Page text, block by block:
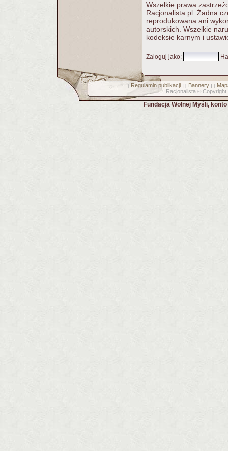
Wszelkie prawa
Racjonalista.pl. Żadna
reprodukowana ani
autorskich. Wszelkie
kodeksie karnym i
Zaloguj jako:
[ Regulamin publikacji] [ Bannery] [
Racjonalista © Copyright
Fundacja Wolnej Myśli,